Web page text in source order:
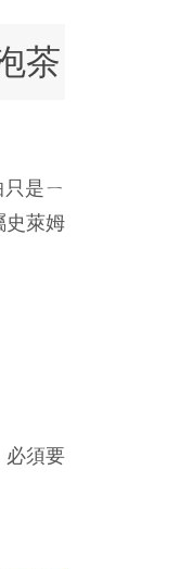
茶
是ㄧ
史萊姆
必須要